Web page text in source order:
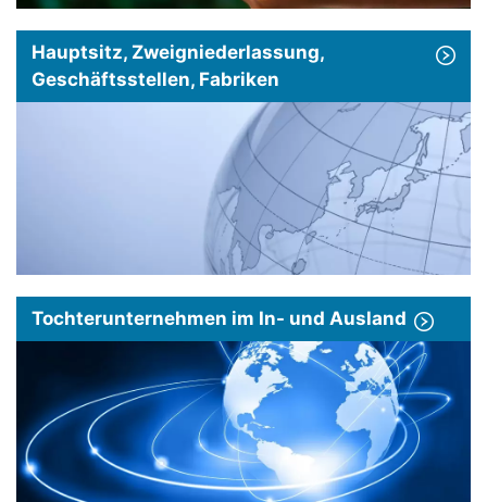
Hauptsitz, Zweigniederlassung,
Geschäftsstellen, Fabriken
Tochterunternehmen im In- und Ausland